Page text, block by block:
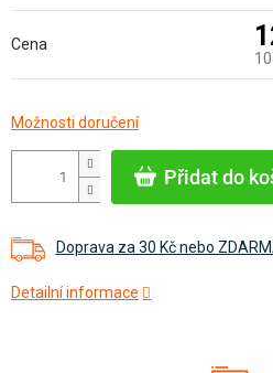
Přidat do
Doprava za 30 Kč nebo
Detailní informace
Cena
Možnosti doručení